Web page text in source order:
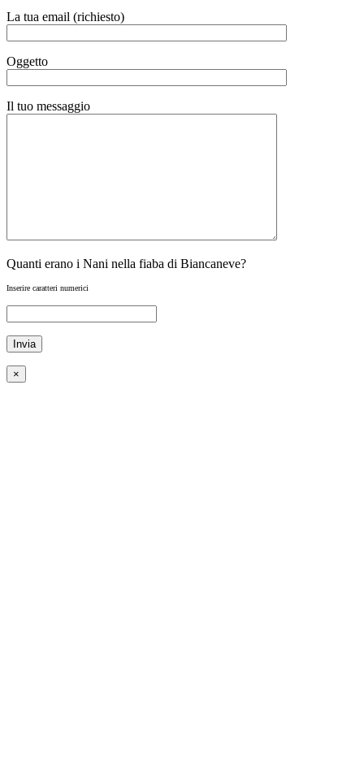
La tua email (richiesto)
Oggetto
Il tuo messaggio
Quanti erano i Nani nella fiaba di Biancaneve?
Inserire caratteri numerici
×